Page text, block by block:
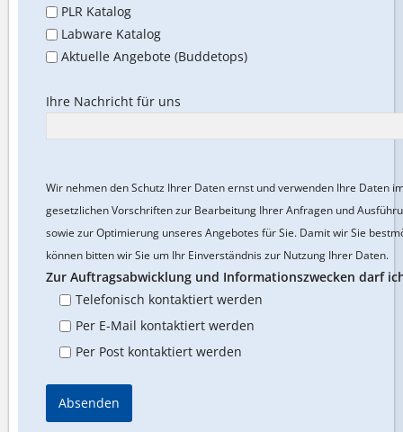
PLR Katalog
Labware Katalog
Aktuelle Angebote (Buddetops)
Ihre Nachricht für uns
Wir nehmen den Schutz Ihrer Daten ernst und verwenden Ihre Daten
gesetzlichen Vorschriften zur Bearbeitung Ihrer Anfragen und
sowie zur Optimierung unseres Angebotes für Sie. Damit wir Sie
können bitten wir Sie um Ihr Einverständnis zur Nutzung Ihrer Daten.
Zur Auftragsabwicklung und Informationszwecken darf
Telefonisch kontaktiert werden
Per E-Mail kontaktiert werden
Per Post kontaktiert werden
Absenden